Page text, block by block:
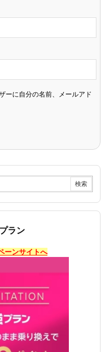
ーに自分の名前、メールアド
ラン
ーンサイトへ